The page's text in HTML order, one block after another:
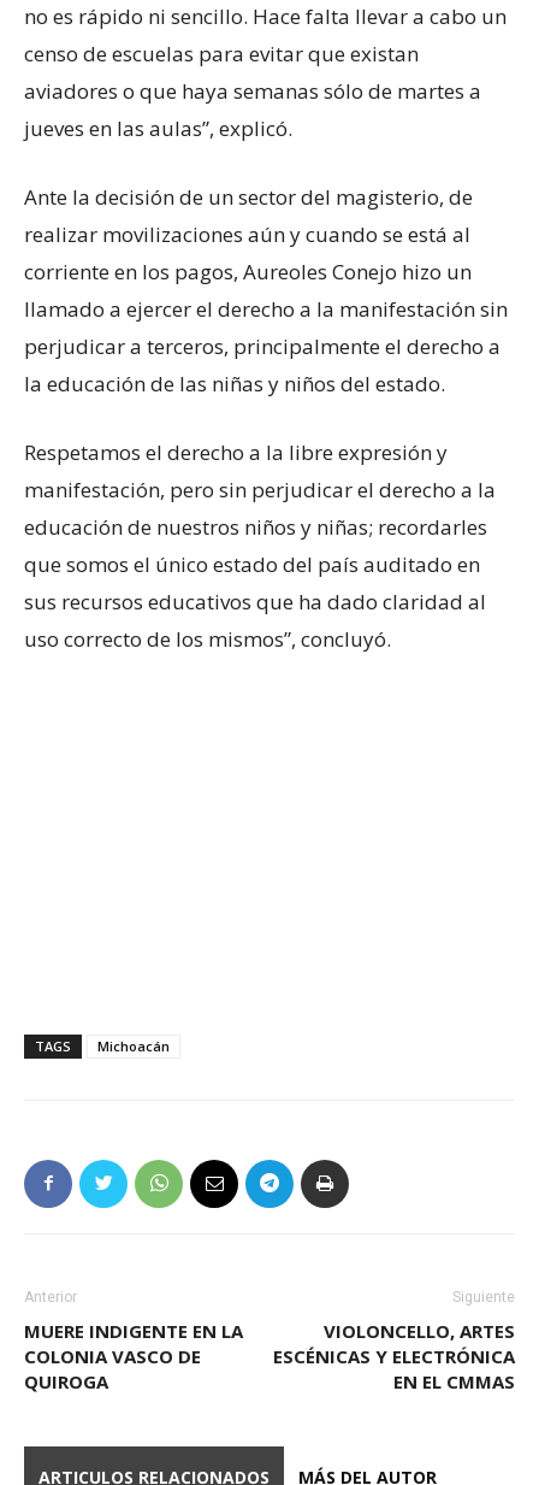
no es rápido ni sencillo. Hace falta llevar a cabo un
censo de escuelas para evitar que existan
aviadores o que haya semanas sólo de martes a
jueves en las aulas”, explicó.
Ante la decisión de un sector del magisterio, de
realizar movilizaciones aún y cuando se está al
corriente en los pagos, Aureoles Conejo hizo un
llamado a ejercer el derecho a la manifestación sin
perjudicar a terceros, principalmente el derecho a
la educación de las niñas y niños del estado.
Respetamos el derecho a la libre expresión y
manifestación, pero sin perjudicar el derecho a la
educación de nuestros niños y niñas; recordarles
que somos el único estado del país auditado en
sus recursos educativos que ha dado claridad al
uso correcto de los mismos”, concluyó.
TAGS Michoacán
Anterior
MUERE INDIGENTE EN LA
COLONIA VASCO DE
QUIROGA
Siguiente
VIOLONCELLO, ARTES
ESCÉNICAS Y ELECTRÓNICA
EN EL CMMAS
ARTICULOS RELACIONADOS MÁS DEL AUTOR